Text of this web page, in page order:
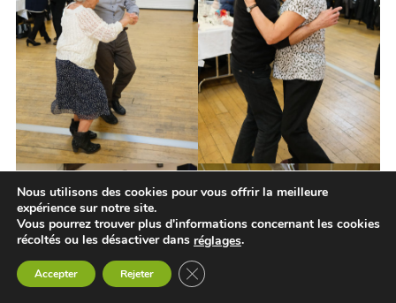
Nous utilisons des cookies pour vous offrir la meilleure
expérience sur notre site.
Vous pourrez trouver plus d'informations concernant les cookies
récoltés ou les désactiver dans réglages.
Accepter Rejeter Fermer la bannière des cookies